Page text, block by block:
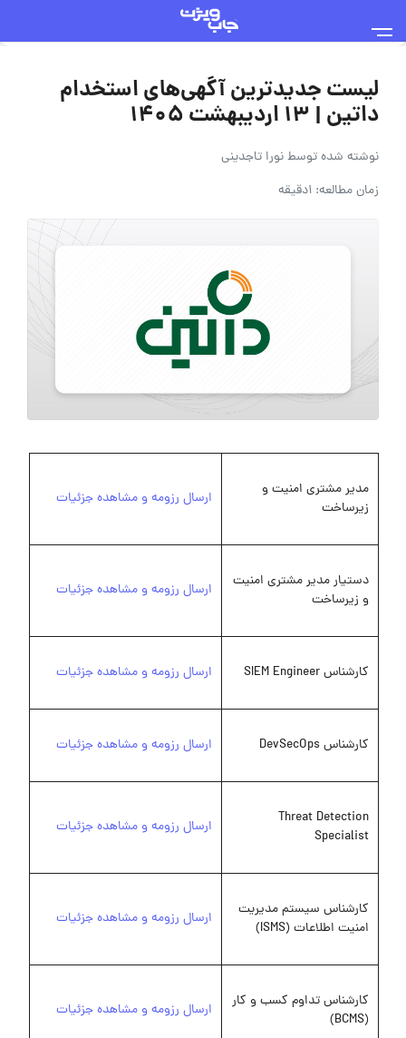
لیست جدیدترین آگهی‌های استخدام
داتین | 13 اردیبهشت 1405
نوشته شده توسطنورا تاجدینی
زمان مطالعه: 1دقیقه
مدیر مشتری امنیت و
زیرساخت
ارسال رزومه و مشاهده جزئیات
دستیار مدیر مشتری امنیت
و زیرساخت
ارسال رزومه و مشاهده جزئیات
کارشناس SIEM Engineer ارسال رزومه و مشاهده جزئیات
کارشناس DevSecOps ارسال رزومه و مشاهده جزئیات
Threat Detection
Specialist
ارسال رزومه و مشاهده جزئیات
کارشناس سیستم مدیریت
امنیت اطلاعات (ISMS)
ارسال رزومه و مشاهده جزئیات
کارشناس تداوم کسب و کار
(BCMS)
ارسال رزومه و مشاهده جزئیات